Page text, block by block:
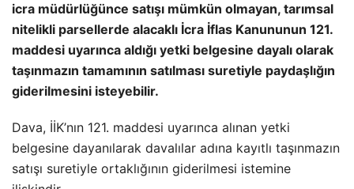
icra müdürlüğünce satışı mümkün olmayan, tarımsal
nitelikli parsellerde alacaklı İcra İflas Kanununun 121.
maddesi uyarınca aldığı yetki belgesine dayalı olarak
taşınmazın tamamının satılması suretiyle paydaşlığın
giderilmesini isteyebilir.
Dava, İİK’nın 121. maddesi uyarınca alınan yetki
belgesine dayanılarak davalılar adına kayıtlı taşınmazın
satışı suretiyle ortaklığının giderilmesi istemine